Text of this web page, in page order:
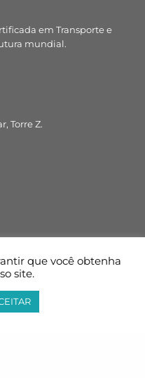
em Transporte e
mundial.
Torre Z.
que você obtenha
site.